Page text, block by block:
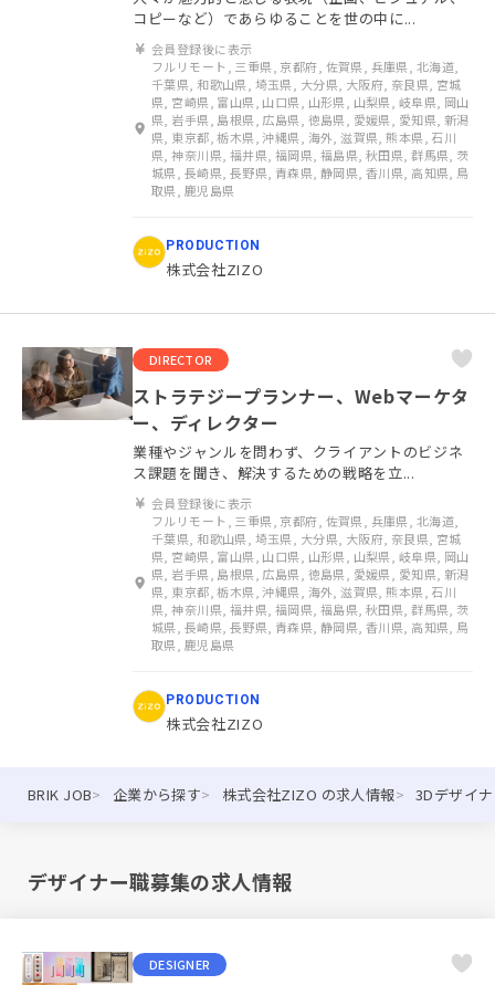
コピーなど）であらゆることを世の中に...
会員登録後に表示
フルリモート, 三重県, 京都府, 佐賀県, 兵庫県, 北海道,
千葉県, 和歌山県, 埼玉県, 大分県, 大阪府, 奈良県, 宮城
県, 宮崎県, 富山県, 山口県, 山形県, 山梨県, 岐阜県, 岡山
県, 岩手県, 島根県, 広島県, 徳島県, 愛媛県, 愛知県, 新潟
県, 東京都, 栃木県, 沖縄県, 海外, 滋賀県, 熊本県, 石川
県, 神奈川県, 福井県, 福岡県, 福島県, 秋田県, 群馬県, 茨
城県, 長崎県, 長野県, 青森県, 静岡県, 香川県, 高知県, 鳥
取県, 鹿児島県
PRODUCTION
株式会社ZIZO
DIRECTOR
ストラテジープランナー、Webマーケタ
ー、ディレクター
業種やジャンルを問わず、クライアントのビジネ
ス課題を聞き、解決するための戦略を立...
会員登録後に表示
フルリモート, 三重県, 京都府, 佐賀県, 兵庫県, 北海道,
千葉県, 和歌山県, 埼玉県, 大分県, 大阪府, 奈良県, 宮城
県, 宮崎県, 富山県, 山口県, 山形県, 山梨県, 岐阜県, 岡山
県, 岩手県, 島根県, 広島県, 徳島県, 愛媛県, 愛知県, 新潟
県, 東京都, 栃木県, 沖縄県, 海外, 滋賀県, 熊本県, 石川
県, 神奈川県, 福井県, 福岡県, 福島県, 秋田県, 群馬県, 茨
城県, 長崎県, 長野県, 青森県, 静岡県, 香川県, 高知県, 鳥
取県, 鹿児島県
PRODUCTION
株式会社ZIZO
BRIK JOB 企業から探す 株式会社ZIZO の求人情報 3Dデザイ
デザイナー職募集の求人情報
DESIGNER